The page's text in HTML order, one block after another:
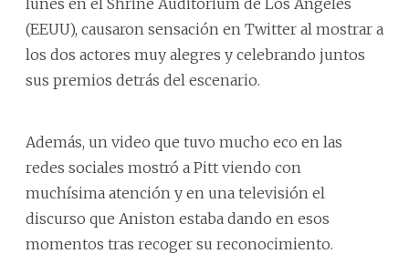
(EEUU), causaron sensación en Twitter al mostrar a
los dos actores muy alegres y celebrando juntos
sus premios detrás del escenario.
Además, un video que tuvo mucho eco en las
redes sociales mostró a Pitt viendo con
muchísima atención y en una televisión el
discurso que Aniston estaba dando en esos
momentos tras recoger su reconocimiento.